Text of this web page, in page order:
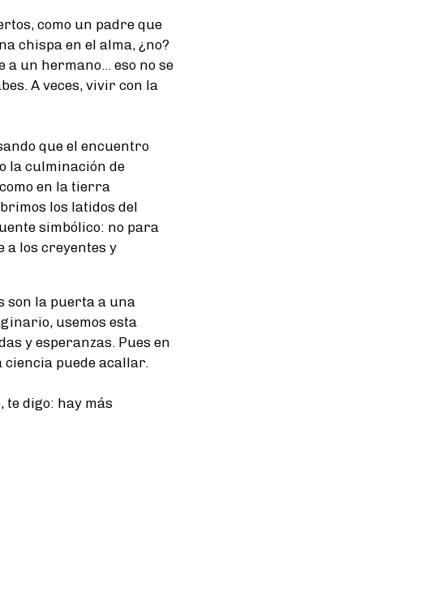
como un padre que
chispa en el alma, ¿no?
a un hermano... eso no se
A veces, vivir con la
que el encuentro
la culminación de
en la tierra
los latidos del
simbólico: no para
los creyentes y
son la puerta a una
usemos esta
y esperanzas. Pues en
puede acallar.
te digo: hay más